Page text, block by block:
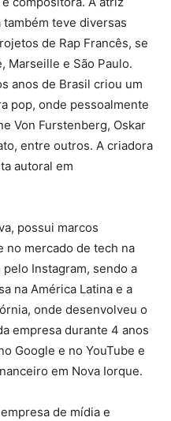
teve diversas
de Rap Francês, se
Marseille e São Paulo.
anos de Brasil criou um
pop, onde pessoalmente
Von Furstenberg, Oskar
entre outros. A criadora
autoral em
possui marcos
mercado de tech na
Instagram, sendo a
na América Latina e a
onde desenvolveu o
empresa durante 4 anos
Google e no YouTube e
em Nova Iorque.
de mídia e